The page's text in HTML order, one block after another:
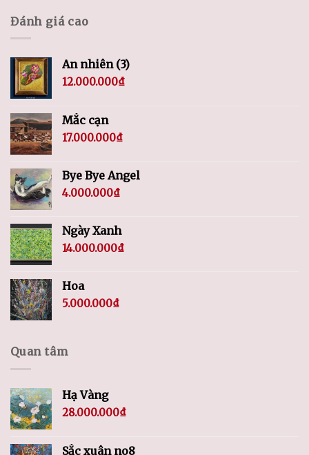
Đánh giá cao
An nhiên (3)
12.000.000₫
Mắc cạn
17.000.000₫
Bye Bye Angel
4.000.000₫
Ngày Xanh
14.000.000₫
Hoa
5.000.000₫
Quan tâm
Hạ Vàng
28.000.000₫
Sắc xuân no8